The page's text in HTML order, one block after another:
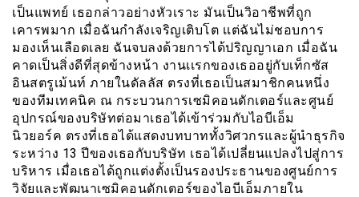
เป็นแพทย์ เธอกล่าวอย่างหัวเราะ มันเป็นวิอาชีพที่ถูก
เคารพมาก เมื่อฉันกำลังเจริญเติบโต เเต่ฉันไม่ชอบการ
มองเห็นเลือดเลย ฉันจบลงด้วยการได้ปริญญาเอก เมื่อฉัน
คาดเป็นสิ่งดีที่สุดข้างหน้า งานเเรกของเธออยู่กับเท็กซัส
อินสตรูเม้นท์ ภายในดัลลัส ตรงที่เธอเป็นสมาชิกคนหนึ่ง
ของทีมเทคนิค ณ กระบวนการเซมิคอนดักเตอร์และศูนย์
อุปกรณ์ของบริษัทต่อมาเธอได้เข้าร่วมกับไอบีเอ็ม
นิวยอร์ค ตรงที่เธอได้แสดงบทบาททั้งวิศวกรและผู้นำธุรกิจ
ระหว่าง 13 ปีของเธอกับบริษัท เธอได้เปลี่ยนแปลงไปสู่การ
บริหาร เมื่อเธอได้ถูกแต่งตั้งเป็นรองประธานของศูนย์การ
วิจัยและพัฒนาเซมิคอนดักเตอร์ของไอบีเอ็มภายใน